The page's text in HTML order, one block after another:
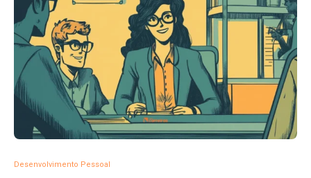
Desenvolvimento Pessoal